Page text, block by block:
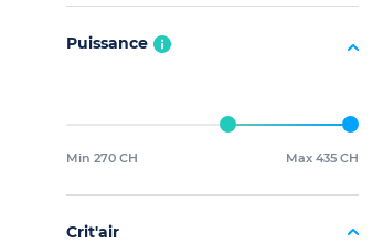
Puissance
Min 270 CH Max 435 CH
Crit'air